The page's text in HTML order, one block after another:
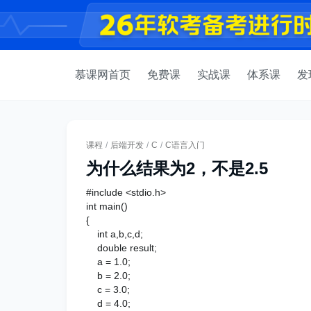
慕课网首页 免费课 实战课 体系课 发
课程 / 后端开发 / C / C语言入门
为什么结果为2，不是2.5
#include <stdio.h>
int main()
{
int a,b,c,d;
double result;
a = 1.0;
b = 2.0;
c = 3.0;
d = 4.0;